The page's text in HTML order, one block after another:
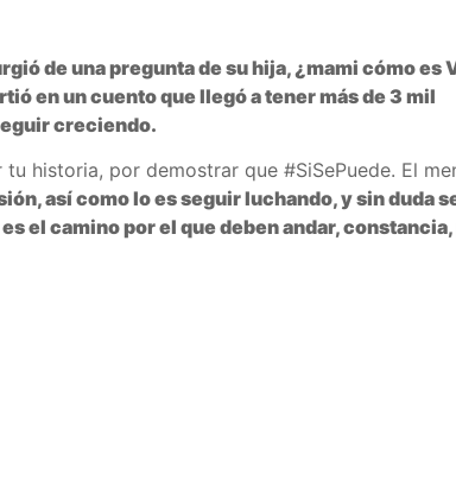
de una pregunta de su hija, ¿mami cómo es
en un cuento que llegó a tener más de 3 mil
creciendo.
historia, por demostrar que #SiSePuede. El
así como lo es seguir luchando, y sin duda
el camino por el que deben andar,